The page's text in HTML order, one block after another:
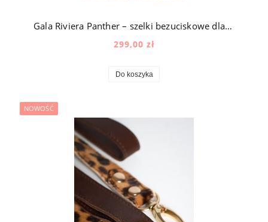
Gala Riviera Panther – szelki bezuciskowe dla psa jedwabne z aksamitem z naturalną skórą
299,00 zł
Do koszyka
NOWOŚĆ